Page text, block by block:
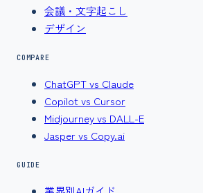
会議・文字起こし
デザイン
COMPARE
ChatGPT vs Claude
Copilot vs Cursor
Midjourney vs DALL-E
Jasper vs Copy.ai
GUIDE